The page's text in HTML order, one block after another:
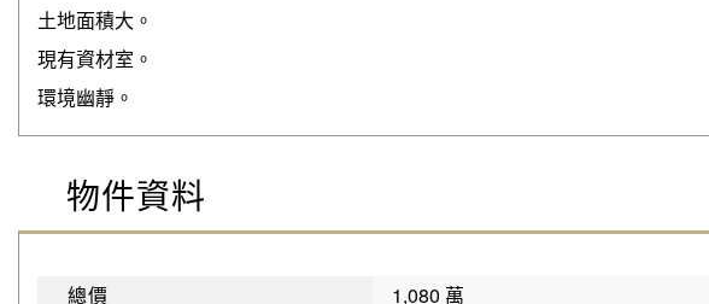
土地面積大。
現有資材室。
環境幽靜。
物件資料
總價 1,080 萬